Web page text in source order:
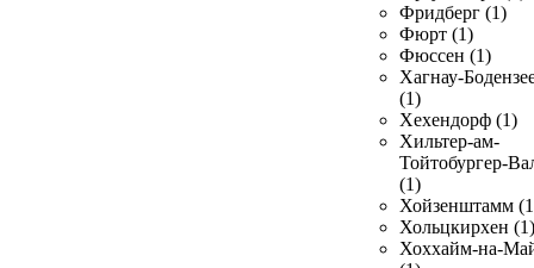
Фридберг (1)
Фюрт (1)
Фюссен (1)
Хагнау-
(1)
Хехендорф (1)
Хильтер-ам-
Тойтобургер-
(1)
Хойзенштамм
Хольцкирхен (1)
Хоххайм-на-